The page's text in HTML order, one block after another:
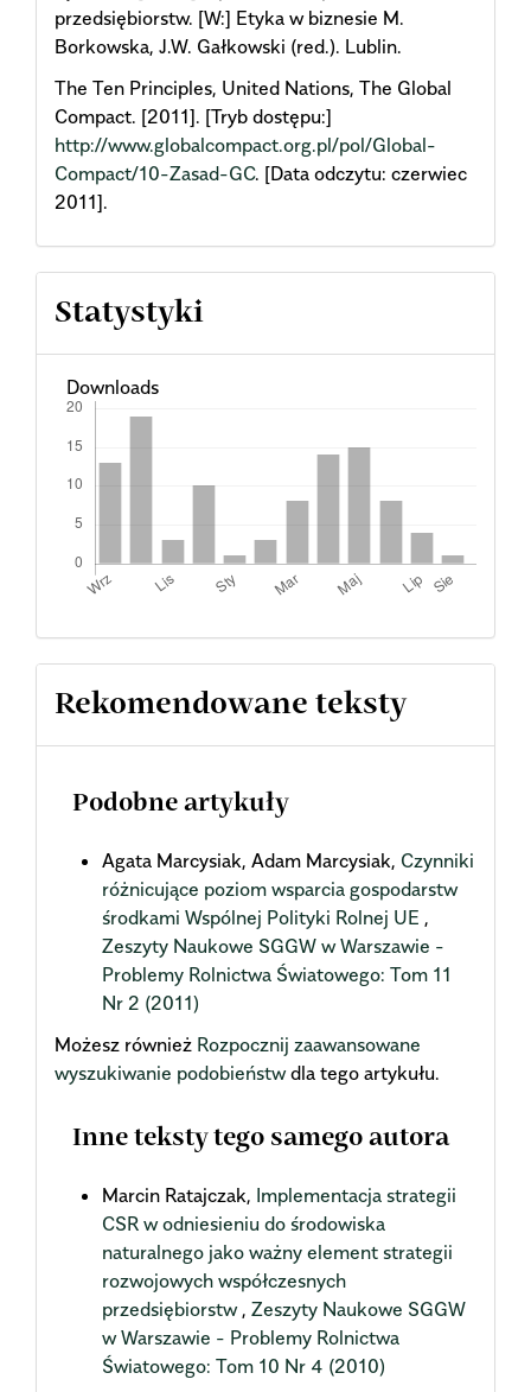
przedsiębiorstw. [W:] Etyka w biznesie M.
Borkowska, J.W. Gałkowski (red.). Lublin.
The Ten Principles, United Nations, The Global
Compact. [2011]. [Tryb dostępu:]
http://www.globalcompact.org.pl/pol/Global-
Compact/10-Zasad-GC. [Data odczytu: czerwiec
2011].
Statystyki
Downloads
Rekomendowane teksty
Podobne artykuły
Agata Marcysiak, Adam Marcysiak, Czynniki
różnicujące poziom wsparcia gospodarstw
środkami Wspólnej Polityki Rolnej UE ,
Zeszyty Naukowe SGGW w Warszawie -
Problemy Rolnictwa Światowego: Tom 11
Nr 2 (2011)
Możesz również Rozpocznij zaawansowane
wyszukiwanie podobieństwdla tego artykułu.
Inne teksty tego samego autora
Marcin Ratajczak, Implementacja strategii
CSR w odniesieniu do środowiska
naturalnego jako ważny element strategii
rozwojowych współczesnych
przedsiębiorstw, Zeszyty Naukowe SGGW
w Warszawie - Problemy Rolnictwa
Światowego: Tom 10 Nr 4 (2010)